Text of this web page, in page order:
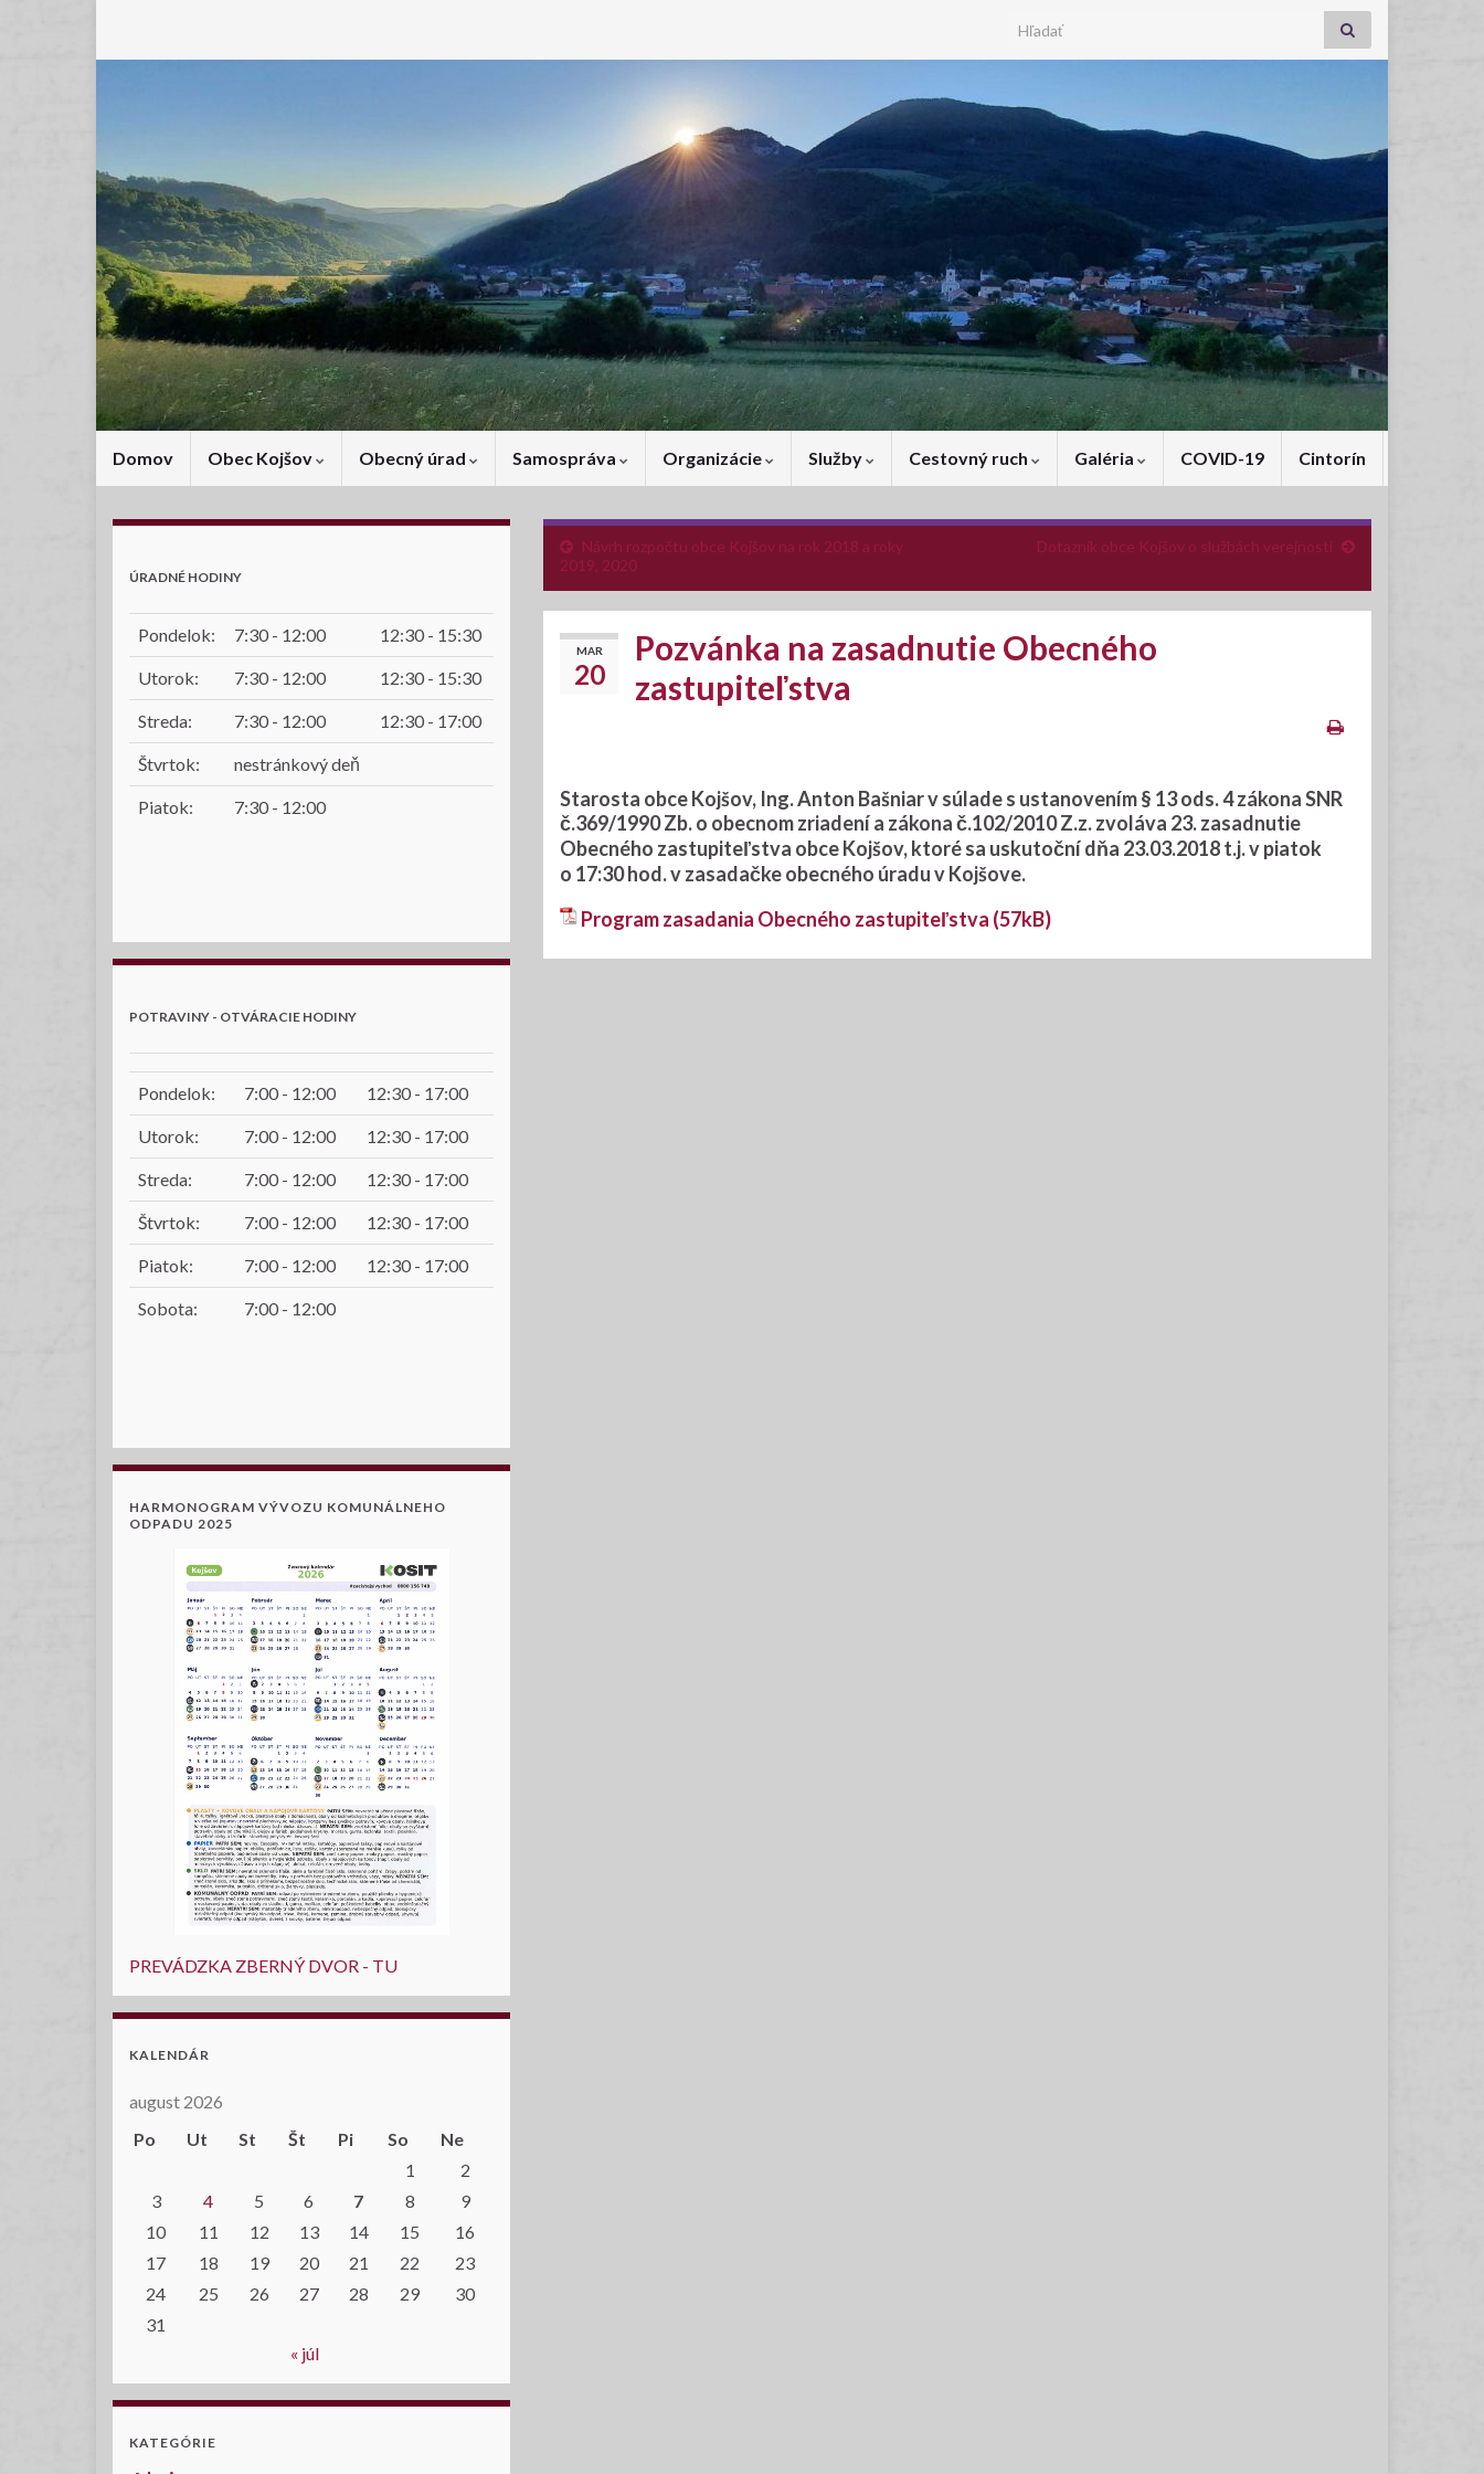
Search for:
Domov Obec Kojšov Obecný úrad Samospráva Organizácie Služby Cestovný ruch Galéria COVID-19 Cintorín
Návrh rozpočtu obce Kojšov na rok 2018 a roky
2019, 2020
Dotazník obce Kojšov o službách verejnosti
MAR
20
Pozvánka na zasadnutie Obecného
zastupiteľstva
Starosta obce Kojšov, Ing. Anton Bašniar v súlade s ustanovením § 13 ods. 4 zákona SNR
č.369/1990 Zb. o obecnom zriadení a zákona č.102/2010 Z.z. zvoláva 23. zasadnutie
Obecného zastupiteľstva obce Kojšov, ktoré sa uskutoční dňa 23.03.2018t.j. v piatok
o 17:30hod.v zasadačke obecného úradu v Kojšove.
Program zasadania Obecného zastupiteľstva (57kB)
ÚRADNÉ HODINY
Pondelok: 7:30 - 12:00 12:30 - 15:30
Utorok: 7:30 - 12:00 12:30 - 15:30
Streda: 7:30 - 12:00 12:30 - 17:00
Štvrtok: nestránkový deň
Piatok: 7:30 - 12:00
POTRAVINY - OTVÁRACIE HODINY
Pondelok: 7:00 - 12:00 12:30 - 17:00
Utorok: 7:00 - 12:00 12:30 - 17:00
Streda: 7:00 - 12:00 12:30 - 17:00
Štvrtok: 7:00 - 12:00 12:30 - 17:00
Piatok: 7:00 - 12:00 12:30 - 17:00
Sobota: 7:00 - 12:00
HARMONOGRAM VÝVOZU KOMUNÁLNEHO
ODPADU 2025
PREVÁDZKA ZBERNÝ DVOR - TU
KALENDÁR
august 2026
Po
Ut St Št Pi So
Ne
1
2
3
4 5 6 7 8
9
10
11 12 13 14 15
16
17
18 19 20 21 22
23
24
25 26 27 28 29
30
31
« júl
KATEGÓRIE